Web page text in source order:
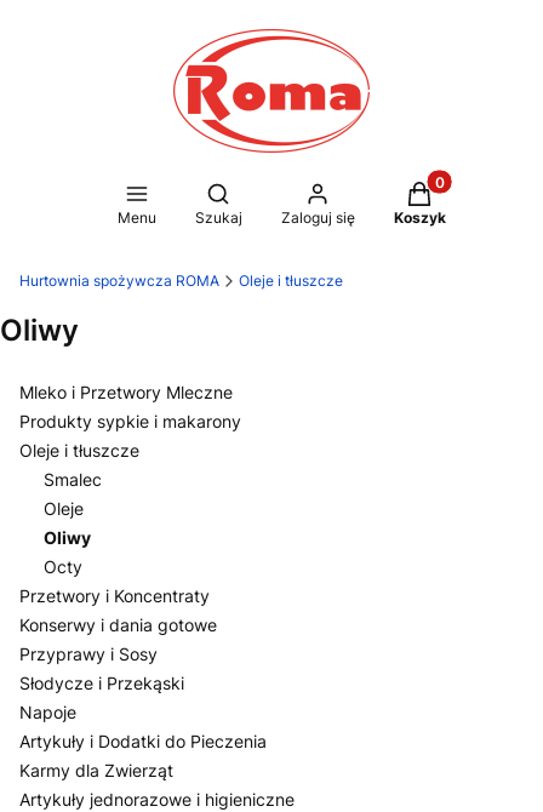
Menu
Otwórz wyszukiwarkę
Szukaj Zaloguj się
Produkty w
Koszyk
Hurtownia spożywcza ROMA Oleje i tłuszcze
Oliwy
Mleko i Przetwory Mleczne
Produkty sypkie i makarony
Oleje i tłuszcze
Smalec
Oleje
Oliwy
Octy
Przetwory i Koncentraty
Konserwy i dania gotowe
Przyprawy i Sosy
Słodycze i Przekąski
Napoje
Artykuły i Dodatki do Pieczenia
Karmy dla Zwierząt
Artykuły jednorazowe i higieniczne